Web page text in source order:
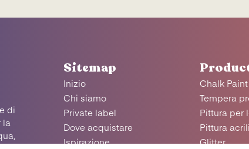
di
la
Sitemap
Inizio
Chi siamo
Private label
Dove acquistare
Ispirazione
Chalk Paint
Tempera
Pittura per
Pittura
Glitter